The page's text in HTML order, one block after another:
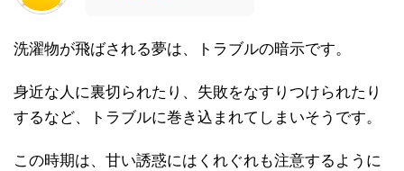
洗濯物が飛ばされる夢は、トラブルの暗示です。
身近な人に裏切られたり、失敗をなすりつけられたり
するなど、トラブルに巻き込まれてしまいそうです。
この時期は、甘い誘惑にはくれぐれも注意するように